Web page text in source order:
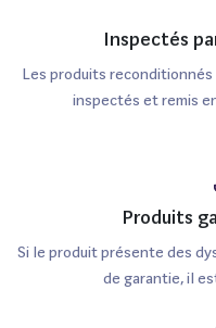
Inspectés
Les produits
inspectés et remis
Produits
Si le produit présente des
de garantie, il